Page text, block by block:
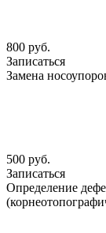
800 руб.
Записаться
Замена
500 руб.
Записаться
Определение